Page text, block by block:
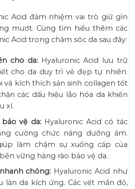
Acid đảm nhiệm vai trò giữ gìn
mướt. Cùng tìm hiểu thêm các
Acid trong chăm sóc da sau đây:
cho da:Hyaluronic Acid lưu trữ
cho da duy trì vẻ đẹp tự nhiên.
và kích thích sản sinh collagen tốt
các dấu hiệu lão hóa da khiến
xí.
vệ da:Hyaluronic Acid có tác
cường chức năng dưỡng ẩm.
làm chậm sự xuống cấp của
vững hàng rào bảo vệ da.
chóng: Hyaluronic Acid như
làn da kích ứng. Các vết mẩn đỏ,